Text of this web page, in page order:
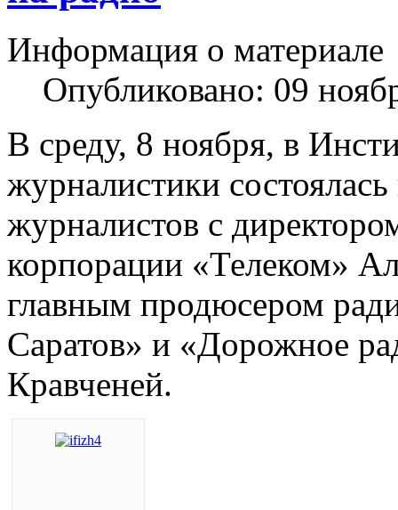
Информация о материале
Опубликовано: 09
В среду, 8 ноября, в
журналистики состоялась
журналистов с
корпорации «Телеком»
главным продюсером
Саратов» и «Дорожное
Кравченей.